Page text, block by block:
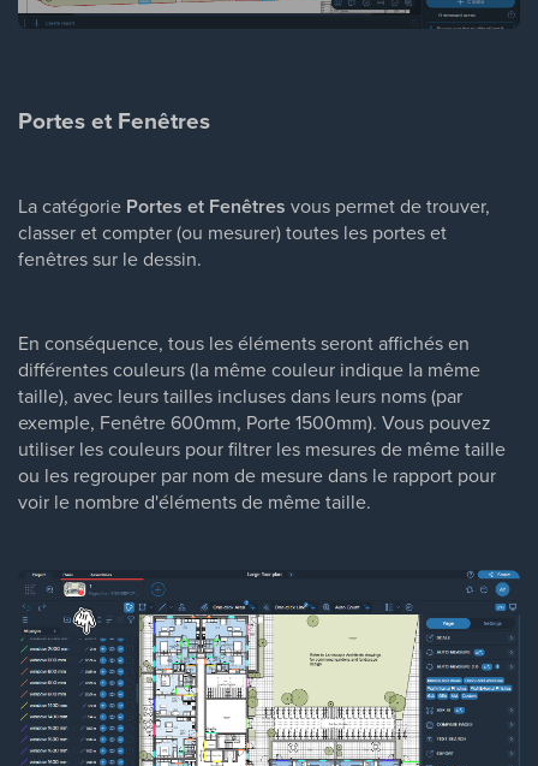
Portes et Fenêtres
La catégorie Portes et Fenêtres vous permet de trouver,
classer et compter (ou mesurer) toutes les portes et
fenêtres sur le dessin.
En conséquence, tous les éléments seront affichés en
différentes couleurs (la même couleur indique la même
taille), avec leurs tailles incluses dans leurs noms (par
exemple, Fenêtre 600mm, Porte 1500mm). Vous pouvez
utiliser les couleurs pour filtrer les mesures de même taille
ou les regrouper par nom de mesure dans le rapport pour
voir le nombre d'éléments de même taille.